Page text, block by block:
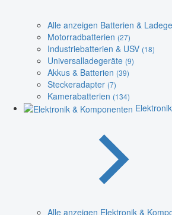
Alle anzeigen Batterien &
Motorradbatterien (27)
Industriebatterien & USV (18)
Universalladegeräte (9)
Akkus & Batterien (39)
Steckeradapter (7)
Kamerabatterien (134)
Alle anzeigen Elektronik &